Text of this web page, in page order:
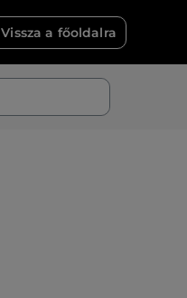
Vissza a főoldalra